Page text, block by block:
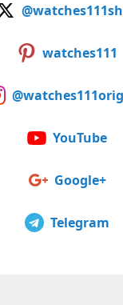
watches111
YouTube
Google+
Telegram